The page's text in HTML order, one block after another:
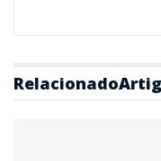
Relacionado